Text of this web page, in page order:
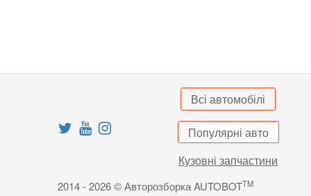
Passat CC (357)
Passat Alltrack Mk I (B7)
Phaeton (3D1)
Всі автомобілі
Популярні авто
Кузовні запчастини
2014 - 2026 © Авторозборка AUTOBOTTM